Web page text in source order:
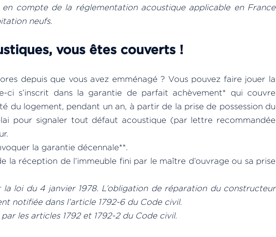
compte de la réglementation acoustique applicable en France
neufs.
vous êtes couverts !
depuis que vous avez emménagé ? Vous pouvez faire jouer la
ci s’inscrit dans la garantie de parfait achèvement* qui couvre
du logement, pendant un an, à partir de la prise de possession du
pour signaler tout défaut acoustique (par lettre recommandée
la garantie décennale**.
la réception de l’immeuble fini par le maître d’ouvrage ou sa prise
loi du 4 janvier 1978. L’obligation de réparation du constructeur
notifiée dans l’article 1792-6 du Code civil.
les articles 1792 et 1792-2 du Code civil.